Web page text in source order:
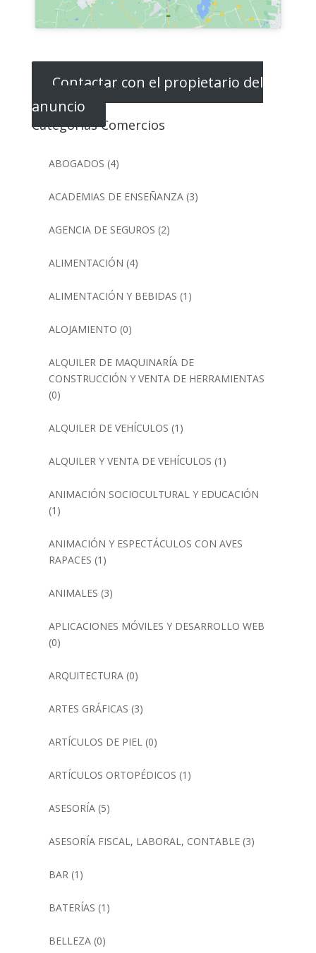
Contactar con el propietario del
anuncio
Categorias Comercios
ABOGADOS (4)
ACADEMIAS DE ENSEÑANZA(3)
AGENCIA DE SEGUROS (2)
ALIMENTACIÓN (4)
ALIMENTACIÓN Y BEBIDAS (1)
ALOJAMIENTO (0)
ALQUILER DE MAQUINARÍA DE
CONSTRUCCIÓN Y VENTA DE HERRAMIENTAS
(0)
ALQUILER DE VEHÍCULOS (1)
ALQUILER Y VENTA DE VEHÍCULOS (1)
ANIMACIÓN SOCIOCULTURAL Y EDUCACIÓN
(1)
ANIMACIÓN Y ESPECTÁCULOS CON AVES
RAPACES (1)
ANIMALES (3)
APLICACIONES MÓVILES Y DESARROLLO WEB
(0)
ARQUITECTURA(0)
ARTES GRÁFICAS (3)
ARTÍCULOS DE PIEL(0)
ARTÍCULOS ORTOPÉDICOS (1)
ASESORÍA(5)
ASESORÍA FISCAL, LABORAL, CONTABLE(3)
BAR(1)
BATERÍAS (1)
BELLEZA(0)